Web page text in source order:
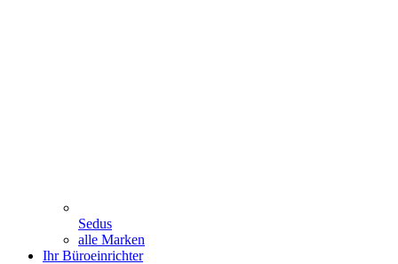
Sedus
alle Marken
Ihr Büroeinrichter